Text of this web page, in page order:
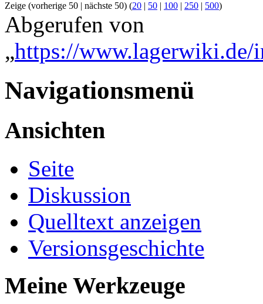
Zeige (vorherige 50 | nächste 50) (20 | 50 | 100 | 250 | 500)
Abgerufen von
„https://
Navigationsmenü
Ansichten
Seite
Diskussion
Quelltext anzeigen
Versionsgeschichte
Meine Werkzeuge